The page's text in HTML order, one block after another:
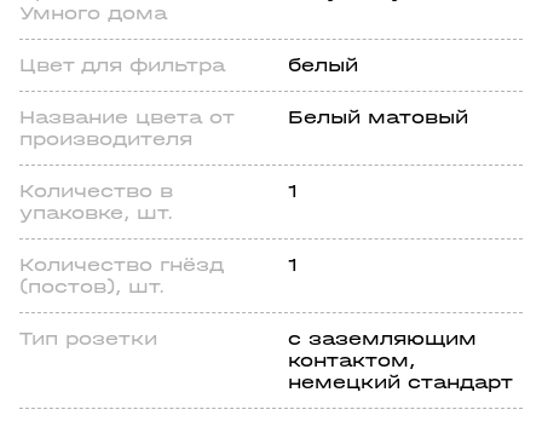
Умного дома
Цвет для фильтра белый
Название цвета от
производителя
Белый матовый
Количество в
упаковке, шт.
1
Количество гнёзд
(постов), шт.
1
Тип розетки
с заземляющим
контактом,
немецкий стандарт